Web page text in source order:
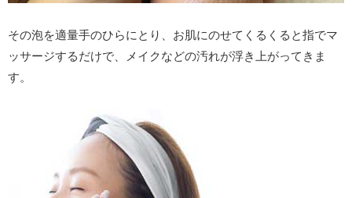
その泡を適量手のひらにとり、お肌にのせてくるくると指でマ
ッサージするだけで、メイクなどの汚れが浮き上がってきま
す。